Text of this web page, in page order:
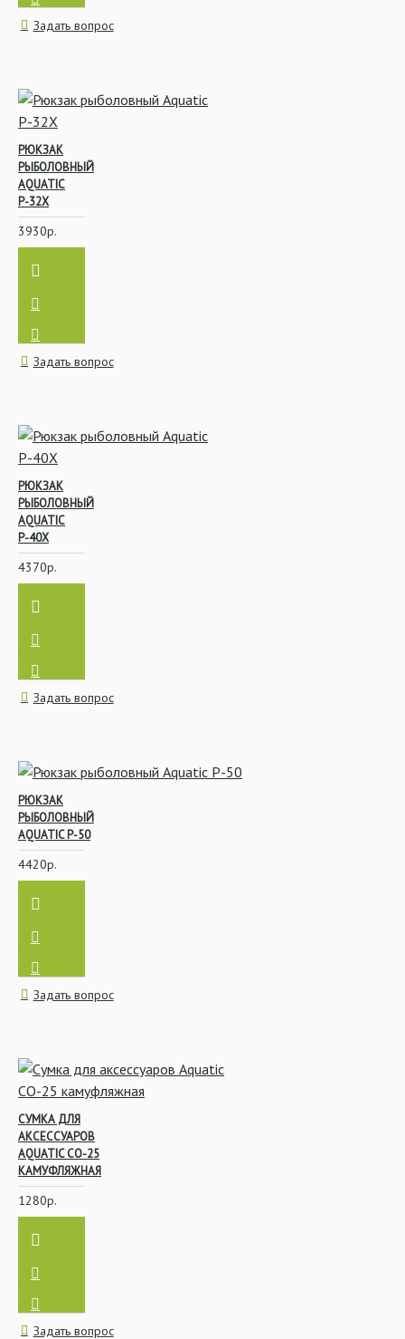
Задать вопрос
РЮКЗАК
РЫБОЛОВНЫЙ
AQUATIC
Р-32Х
3930р.
Задать вопрос
РЮКЗАК
РЫБОЛОВНЫЙ
AQUATIC
Р-40Х
4370р.
Задать вопрос
РЮКЗАК
РЫБОЛОВНЫЙ
AQUATIC Р-50
4420р.
Задать вопрос
СУМКА ДЛЯ
АКСЕССУАРОВ
AQUATIC СО-25
КАМУФЛЯЖНАЯ
1280р.
Задать вопрос